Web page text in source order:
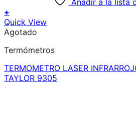
+
Quick View
Agotado
Termómetros
TERMOMETRO LASER
TAYLOR 9305